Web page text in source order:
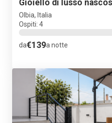
Olbia, Italia
Ospiti: 4
da€139a notte